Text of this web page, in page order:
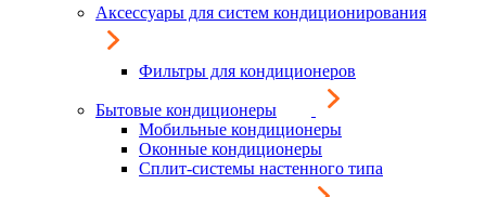
Аксессуары для систем кондиционирования
Фильтры для кондиционеров
Бытовые кондиционеры
Мобильные кондиционеры
Оконные кондиционеры
Сплит-системы настенного типа